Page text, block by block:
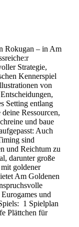
Rokugan – in Am
Strategie,
Kennerspiel
von
Setting entlang
Ressourcen,
und baue
Auch
sind
und Reichtum zu
darunter große
goldener
Am Goldenen
und
1 Spielplan
Plättchen für